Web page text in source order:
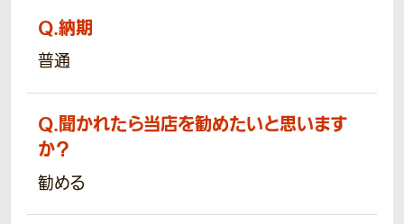
Q.納期
普通
Q.聞かれたら当店を勧めたいと思います
か？
勧める